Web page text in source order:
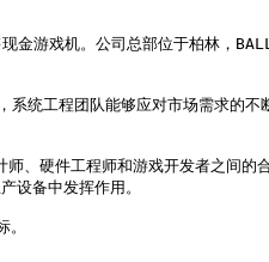
游戏机。公司总部位于柏林，
工程团队能够应对市场需求的不
硬件工程师和游戏开发者之间的
设备中发挥作用。